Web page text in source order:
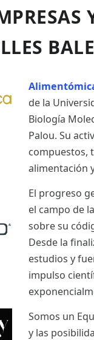
de la
Biología
Palou. Su
compuestos,
alimentación
El progreso
el campo de
sobre su
Desde la
estudios y
impulso
Somos un
y las